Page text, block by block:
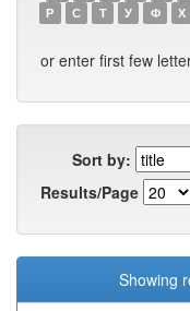
Р
С Т У Ф Х
or enter first few
Sort by:
Results/Page
Showing